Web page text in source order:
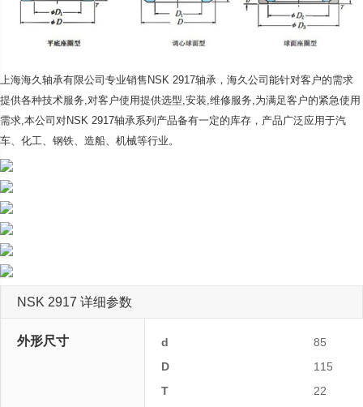
上海海久轴承有限公司专业销售NSK 2917轴承，海久公司 能针对客户的需求
提供各种技术服务,对客户使用提供选型,安装,维修服务,为满足客户的紧急使用
需求,本公司对NSK 2917轴承系列产品备有一定的库存，产品广泛应用于汽
车、化工、钢铁、造船、机械等行业。
NSK 2917 详细参数
外形尺寸 d
85
D
115
T
22